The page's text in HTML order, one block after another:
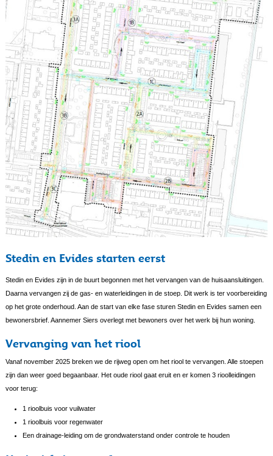
Stedin en Evides starten eerst
Stedin en Evides zijn in de buurt begonnen met het vervangen van de huisaansluitingen.
Daarna vervangen zij de gas- en waterleidingen in de stoep. Dit werk is ter voorbereiding
op het grote onderhoud. Aan de start van elke fase sturen Stedin en Evides samen een
bewonersbrief. Aannemer Siers overlegt met bewoners over het werk bij hun woning.
Vervanging van het riool
Vanaf november 2025 breken we de rijweg open om het riool te vervangen. Alle stoepen
zijn dan weer goed begaanbaar. Het oude riool gaat eruit en er komen 3 rioolleidingen
voor terug:
1 rioolbuis voor vuilwater
1 rioolbuis voor regenwater
Een drainage-leiding om de grondwaterstand onder controle te houden